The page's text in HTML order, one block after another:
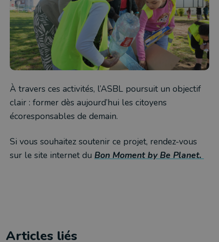
À travers ces activités, l’ASBL poursuit un objectif
clair : former dès aujourd’hui les citoyens
écoresponsables de demain.
Si vous souhaitez soutenir ce projet, rendez-vous
sur le site internet du Bon Moment by Be Planet.
Articles liés